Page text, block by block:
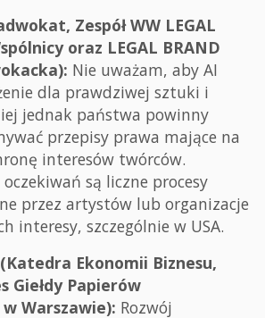
Zespół WW LEGAL
oraz LEGAL BRAND
Nie uważam, aby AI
dla prawdziwej sztuki i
jednak państwa powinny
przepisy prawa mające na
interesów twórców.
są liczne procesy
przez artystów lub organizacje
interesy, szczególnie w USA.
Ekonomii Biznesu,
Giełdy Papierów
Warszawie): Rozwój